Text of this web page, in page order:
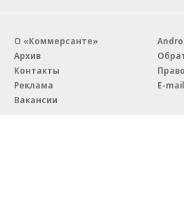
О «Коммерсанте»
Архив
Контакты
Реклама
Вакансии
E-